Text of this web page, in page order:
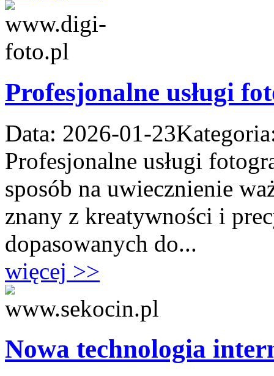
Profesjonalne usługi
Data: 2026-01-23
Profesjonalne usługi
sposób na uwiecznienie
znany z kreatywności i
dopasowanych do...
więcej >>
Nowa technologia